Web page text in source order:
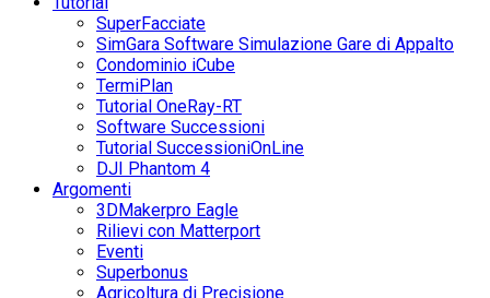
SuperFacciate
SimGara Software Simulazione Gare di Appalto
Condominio iCube
TermiPlan
Tutorial OneRay-RT
Software Successioni
Tutorial SuccessioniOnLine
DJI Phantom 4
Argomenti
3DMakerpro Eagle
Rilievi con Matterport
Eventi
Superbonus
Agricoltura di Precisione